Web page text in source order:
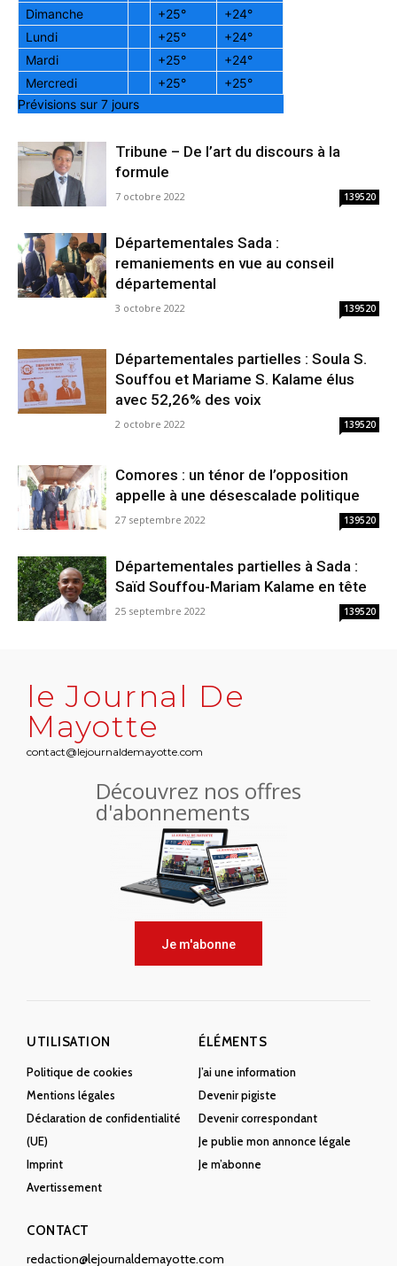
Dimanche
+25° +24°
Lundi
+25° +24°
Mardi
+25° +24°
Mercredi
+25° +25°
Prévisions sur 7 jours
Tribune – De l’art du discours à la
formule
7 octobre 2022 139520
Départementales Sada :
remaniements en vue au conseil
départemental
3 octobre 2022 139520
Départementales partielles : Soula S.
Souffou et Mariame S. Kalame élus
avec 52,26% des voix
2 octobre 2022 139520
Comores : un ténor de l’opposition
appelle à une désescalade politique
27 septembre 2022 139520
Départementales partielles à Sada :
Saïd Souffou-Mariam Kalame en tête
25 septembre 2022 139520
le Journal De
Mayotte
contact@lejournaldemayotte.com
Découvrez nos offres
d'abonnements
Je m'abonne
UTILISATION
Politique de cookies
Mentions légales
Déclaration de confidentialité
(UE)
Imprint
Avertissement
ÉLÉMENTS
J’ai une information
Devenir pigiste
Devenir correspondant
Je publie mon annonce légale
Je m’abonne
CONTACT
redaction@lejournaldemayotte.com